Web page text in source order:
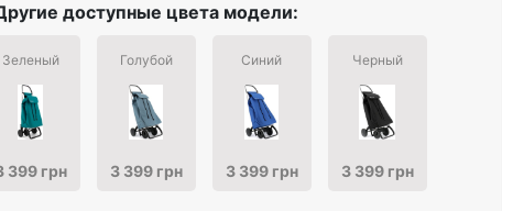
доступные цвета модели:
Зеленый
399 грн
Голубой
3 399 грн
Синий
3 399 грн
Черный
3 399 грн